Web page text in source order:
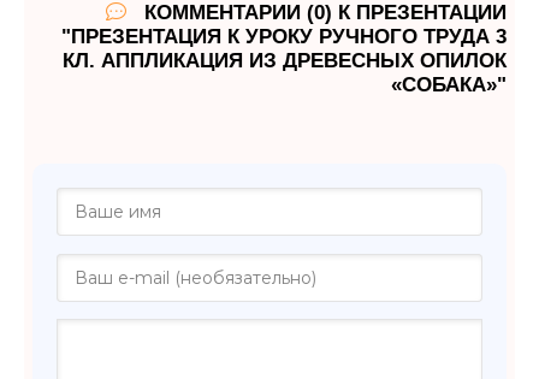
КОММЕНТАРИИ (0) К ПРЕЗЕНТАЦИИ
"ПРЕЗЕНТАЦИЯ К УРОКУ РУЧНОГО ТРУДА 3
КЛ. АППЛИКАЦИЯ ИЗ ДРЕВЕСНЫХ ОПИЛОК
«СОБАКА»"